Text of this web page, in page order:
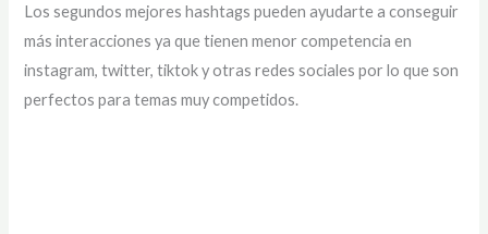
Los segundos mejores hashtags pueden ayudarte a conseguir
más interacciones ya que tienen menor competencia en
instagram, twitter, tiktok y otras redes sociales por lo que son
perfectos para temas muy competidos.